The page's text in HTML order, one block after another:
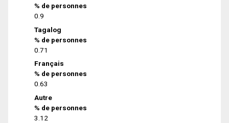
% de personnes
0.9
Tagalog
% de personnes
0.71
Français
% de personnes
0.63
Autre
% de personnes
3.12